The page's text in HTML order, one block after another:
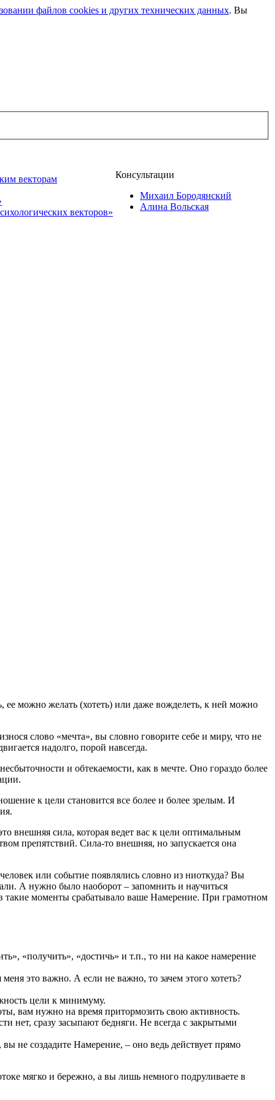
файлов cookies и других технических данных. Вы
векторам
векторов»
Консультации
Михаил Бородянский
Алина Вольская
желать (хотеть) или даже вожделеть, к ней можно
слово «мечта», вы словно говорите себе и миру, что не
надолго, порой навсегда.
и обтекаемости, как в мечте. Оно гораздо более
к цели становится все более и более зрелым. И
внешняя сила, которая ведет вас к цели оптимальным
препятствий. Сила-то внешняя, но запускается она
или событие появлялись словно из ниоткуда? Вы
А нужно было наоборот – запомнить и научиться
такие моменты срабатывало ваше Намерение. При грамотном
«получить», «достичь» и т.п., то ни на какое намерение
это важно. А если не важно, то зачем этого хотеть?
цели к минимуму.
вам нужно на время притормозить свою активность.
нет, сразу засыпают бедняги. Не всегда с закрытыми
не создадите Намерение, – оно ведь действует прямо
мягко и бережно, а вы лишь немного подруливаете в